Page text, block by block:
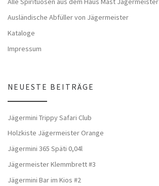
Ausländische Abfüller von Jägermeister
Kataloge
Impressum
NEUESTE BEITRÄGE
Jägermini Trippy Safari Club
Holzkiste Jägermeister Orange
Jägermini 365 Späti 0,04l
Jägermeister Klemmbrett #3
Jägermini Bar im Kios #2